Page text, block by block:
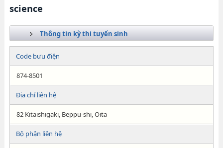
science
Thông tin kỳ thi tuyển sinh
Code bưu điện
874-8501
Địa chỉ liên hệ
82 Kitaishigaki, Beppu-shi, Oita
Bộ phận liên hệ